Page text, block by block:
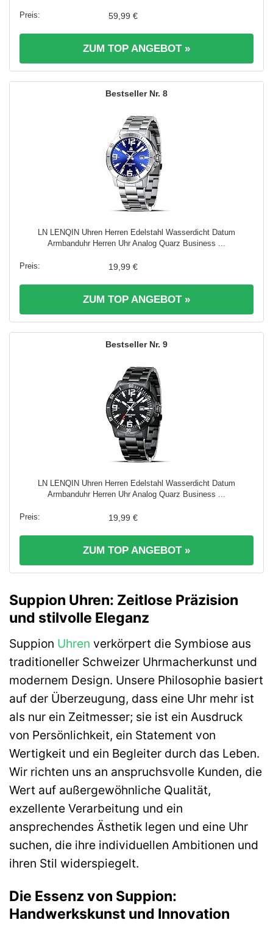
59,99 €
ZUM TOP ANGEBOT »
8
LN LENQIN Uhren Herren Edelstahl Wasserdicht Datum
Armbanduhr Herren Uhr Analog Quarz Business ...
19,99 €
ZUM TOP ANGEBOT »
9
LN LENQIN Uhren Herren Edelstahl Wasserdicht Datum
Armbanduhr Herren Uhr Analog Quarz Business ...
19,99 €
ZUM TOP ANGEBOT »
Suppion Uhren: Zeitlose Präzision
und stilvolle Eleganz
Suppion Uhren verkörpert die Symbiose aus
traditioneller Schweizer Uhrmacherkunst und
modernem Design. Unsere Philosophie basiert
auf der Überzeugung, dass eine Uhr mehr ist
als nur ein Zeitmesser; sie ist ein Ausdruck
von Persönlichkeit, ein Statement von
Wertigkeit und ein Begleiter durch das Leben.
Wir richten uns an anspruchsvolle Kunden, die
Wert auf außergewöhnliche Qualität,
exzellente Verarbeitung und ein
ansprechendes Ästhetik legen und eine Uhr
suchen, die ihre individuellen Ambitionen und
ihren Stil widerspiegelt.
Die Essenz von Suppion:
Handwerkskunst und Innovation